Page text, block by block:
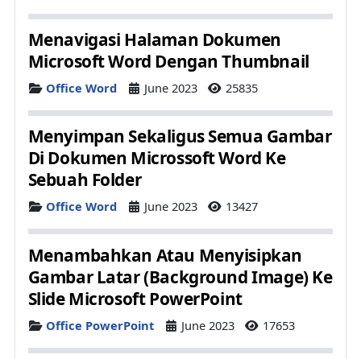
Menavigasi Halaman Dokumen
Microsoft Word Dengan Thumbnail
Details
Office Word June 2023 25835
Menyimpan Sekaligus Semua Gambar
Di Dokumen Microssoft Word Ke
Sebuah Folder
Details
Office Word June 2023 13427
Menambahkan Atau Menyisipkan
Gambar Latar (Background Image) Ke
Slide Microsoft PowerPoint
Details
Office PowerPoint June 2023 17653